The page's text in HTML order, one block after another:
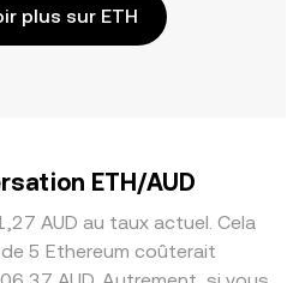
plus sur ETH
ETH/AUD
AUD au taux actuel. Cela
5 Ethereum coûterait